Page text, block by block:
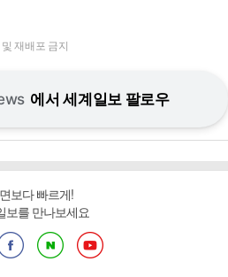
재배포 금지
에서 세계일보 팔로우
보다 빠르게!
보를 만나보세요